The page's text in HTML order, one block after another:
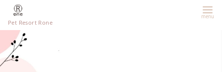
Pet Resort Rone